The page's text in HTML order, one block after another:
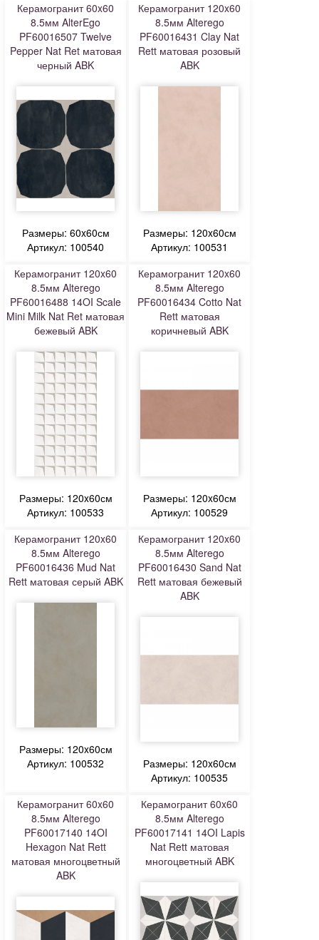
Керамогранит 60x60
8.5мм AlterEgo
PF60016507 Twelve
Pepper Nat Ret матовая
черный ABK
Размеры: 60x60см
Артикул: 100540
Керамогранит 120x60
8.5мм Alterego
PF60016431 Clay Nat
Rett матовая розовый
ABK
Размеры: 120x60см
Артикул: 100531
Керамогранит 120x60
8.5мм Alterego
PF60016488 14OI Scale
Mini Milk Nat Ret матовая
бежевый ABK
Размеры: 120x60см
Артикул: 100533
Керамогранит 120x60
8.5мм Alterego
PF60016434 Cotto Nat
Rett матовая
коричневый ABK
Размеры: 120x60см
Артикул: 100529
Керамогранит 120x60
8.5мм Alterego
PF60016436 Mud Nat
Rett матовая серый ABK
Размеры: 120x60см
Артикул: 100532
Керамогранит 120x60
8.5мм Alterego
PF60016430 Sand Nat
Rett матовая бежевый
ABK
Размеры: 120x60см
Артикул: 100535
Керамогранит 60x60
8.5мм Alterego
PF60017140 14OI
Hexagon Nat Rett
матовая многоцветный
ABK
Керамогранит 60x60
8.5мм Alterego
PF60017141 14OI Lapis
Nat Rett матовая
многоцветный ABK